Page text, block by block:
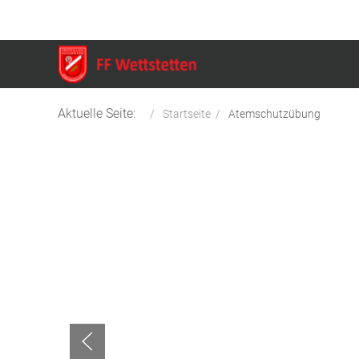
Aktuelle Seite: Startseite Atemschutzübung